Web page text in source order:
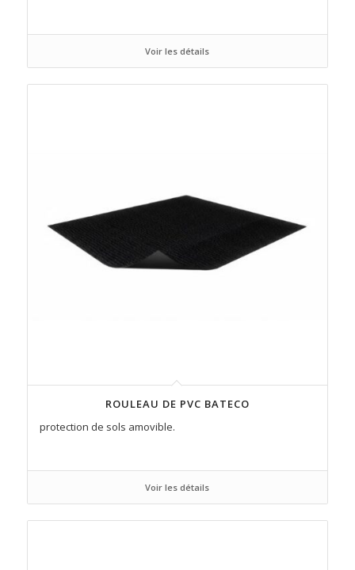
Voir les détails
ROULEAU DE PVC BATECO
protection de sols amovible.
Voir les détails